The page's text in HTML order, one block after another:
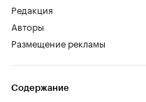
Редакция
Авторы
Размещение рекламы
Содержание